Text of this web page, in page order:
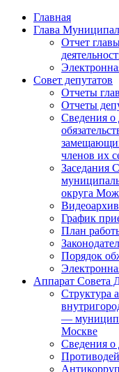
Главная
Глава
Отчет
Совет депутатов
Отчеты
Отчеты
Сведения о
членов их
Заседания
округа
График
План
Порядок
Аппарат Совета
Структура
—
Москве
Сведения о